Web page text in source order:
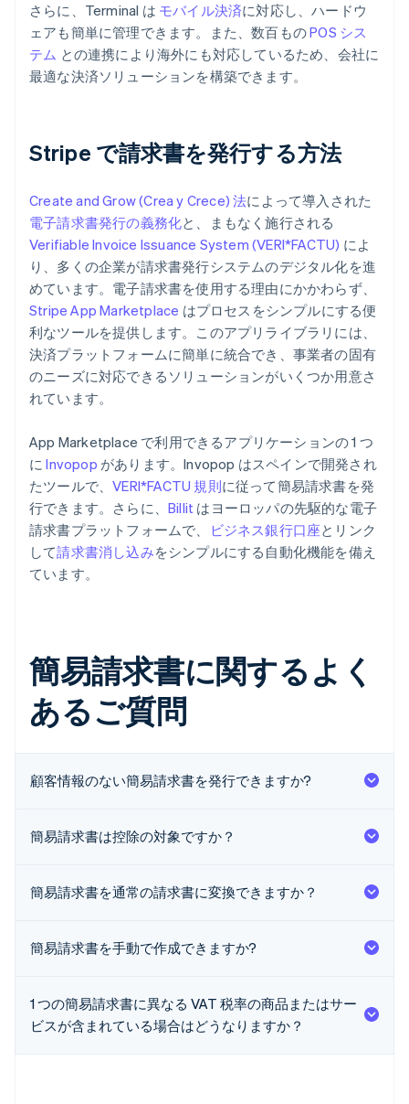
さらに、Terminal は モバイル決済に対応し、ハードウ
ェアも簡単に管理できます。また、数百ものPOS シス
テム との連携により海外にも対応しているため、会社に
最適な決済ソリューションを構築できます。
Stripe で請求書を発行する方法
Create and Grow (Crea y Crece) 法によって導入された
電子請求書発行の義務化と、まもなく施行される
Verifiable Invoice Issuance System (VERI*FACTU) によ
り、多くの企業が請求書発行システムのデジタル化を進
めています。電子請求書を使用する理由にかかわらず、
Stripe App Marketplace はプロセスをシンプルにする便
利なツールを提供します。このアプリライブラリには、
決済プラットフォームに簡単に統合でき、事業者の固有
のニーズに対応できるソリューションがいくつか用意さ
れています。
App Marketplace で利用できるアプリケーションの 1 つ
にInvopop があります。Invopop はスペインで開発され
たツールで、VERI*FACTU 規則に従って簡易請求書を発
行できます。さらに、 Billit はヨーロッパの先駆的な電子
請求書プラットフォームで、
ビジネス銀行口座とリンク
して請求書消し込みをシンプルにする自動化機能を備え
ています。
簡易請求書に関するよく
あるご質問
顧客情報のない簡易請求書を発行できますか?
簡易請求書は控除の対象ですか？
簡易請求書を通常の請求書に変換できますか？
簡易請求書を手動で作成できますか?
1 つの簡易請求書に異なる VAT 税率の商品またはサー
ビスが含まれている場合はどうなりますか？
アイルランド
English